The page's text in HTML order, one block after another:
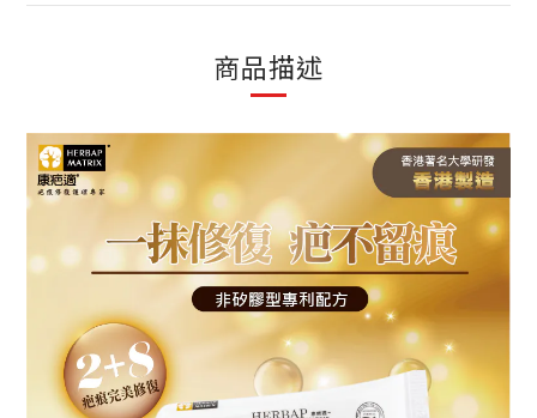
商品描述